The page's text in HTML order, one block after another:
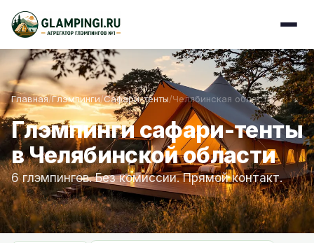
Главная/Глэмпинги/Сафари-тенты/Челябинская область
Глэмпинги сафари-тенты
в Челябинской области
6 глэмпингов. Без комиссии. Прямой контакт.